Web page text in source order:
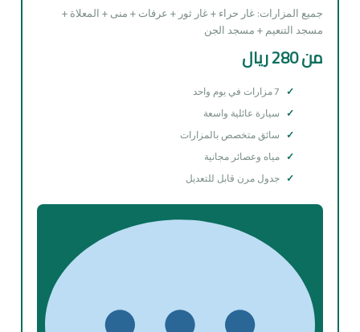
جميع المزارات: غار حراء + غار ثور + عرفات + منى + المعلاة +
مسجد التنعيم + مسجد الجن
من 280 ريال
7 مزارات في يوم واحد
سيارة عائلية واسعة
سائق متخصص بالمزارات
مياه وعصائر مجانية
جدول مرن قابل للتعديل